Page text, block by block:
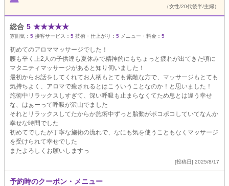
（女性/20代後半/主婦）
総合 5 ★★★★★
雰囲気： 5 接客サービス： 5 技術・仕上がり： 5 メニュー・料金： 5
初めてのアロママッサージでした！
腰も辛く上2人の子供達も夏休みで精神的にもちょっと疲れが出てきた頃に
マタニティマッサージがあると知り伺いました！
最初からお話をしてくれてお人柄もとても素敵な方で、マッサージもとても
気持ちよく、アロマで癒されるとはこういうことなのか！と思いました！
施術中リラックスしすぎて、深い呼吸も止まらなくてため息とは違う幸せ
な、はぁーって呼吸が沢山でました
それとリラックスしてたからか施術中ずっと胎動がポコポコしていてなんか
幸せな時間でした
初めてでしたが丁寧な施術の流れで、なにも気を使うこともなくマッサージ
を受けられて幸せでした
またよろしくお願いしますっ
[投稿日] 2025/8/17
予約時のクーポン・メニュー